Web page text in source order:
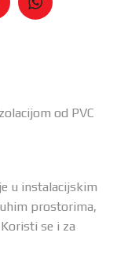
od PVC
u instalacijskim
prostorima,
se i za